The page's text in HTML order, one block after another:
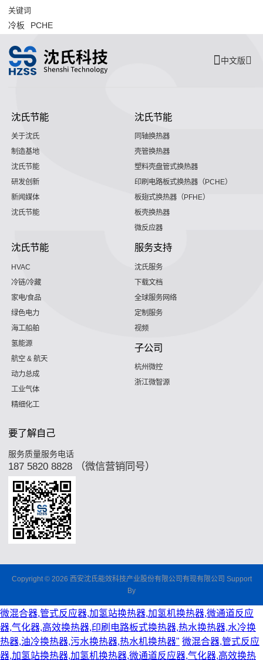
关键词
冷板 PCHE
中文版
沈氏节能
关于沈氏
制造基地
沈氏节能
研发创新
新闻媒体
沈氏节能
沈氏节能
同轴换热器
壳管换热器
塑料壳盘管式换热器
印刷电路板式换热器（PCHE）
板翅式换热器（PFHE）
板壳换热器
微反应器
沈氏节能
HVAC
冷链/冷藏
家电/食品
绿色电力
海工船舶
氢能源
航空 & 航天
动力总成
工业气体
精细化工
服务支持
沈氏服务
下载文档
全球服务网络
定制服务
视频
子公司
杭州微控
浙江微智源
要了解自己
服务质量服务电话
187 5820 8828 （微信营销同号）
Copyright © 2026 西安沈氏能效科技产业股份有限公司有现有限公司 Support
By
微混合器,管式反应器,加氢站换热器,加氢机换热器,微通道反应
器,气化器,高效换热器,印刷电路板式换热器,热水换热器,水冷换
热器,油冷换热器,污水换热器,热水机换热器" 微混合器,管式反应
器,加氢站换热器,加氢机换热器,微通道反应器,气化器,高效换热